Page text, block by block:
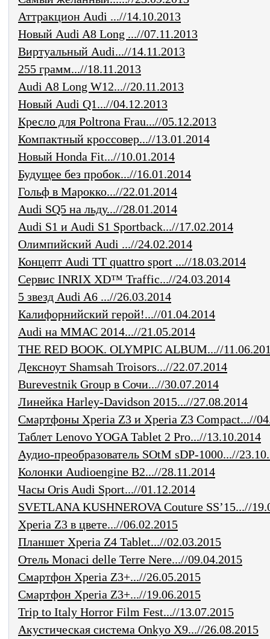
Аттракцион Audi ...//14.10.2013
Новый Audi A8 Long ...//07.11.2013
Виртуальный Audi...//14.11.2013
255 грамм...//18.11.2013
Audi A8 Long W12...//20.11.2013
Новый Audi Q1...//04.12.2013
Кресло для Poltrona Frau...//05.12.2013
Компактный кроссовер...//13.01.2014
Новый Honda Fit...//10.01.2014
Будущее без пробок...//16.01.2014
Гольф в Марокко...//22.01.2014
Audi SQ5 на льду...//28.01.2014
Audi S1 и Audi S1 Sportback...//17.02.2014
Олимпийский Audi ...//24.02.2014
Концепт Audi TT quattro sport ...//18.03.2014
Сервис INRIX XD™ Traffic...//24.03.2014
5 звезд Audi A6 ...//26.03.2014
Калифорнийский герой!...//01.04.2014
Audi на ММАС 2014...//21.05.2014
THE RED BOOK. OLYMPIC ALBUM...//
Дексноут Shamsah Troisors...//22.07.2014
Burevestnik Group в Сочи...//30.07.2014
Линейка Harley-Davidson 2015...//27.08.2014
Смартфоны Xperia Z3 и Xperia Z3 Compact...//
Таблет Lenovo YOGA Tablet 2 Pro...//13.10.2014
Аудио-преобразователь SOtM sDP-1000...//
Колонки Audioengine B2...//28.11.2014
Часы Oris Audi Sport...//01.12.2014
SVETLANA KUSHNEROVA Couture SS’15...//
Xperia Z3 в цвете...//06.02.2015
Планшет Xperia Z4 Tablet...//02.03.2015
Отель Monaci delle Terre Nere...//09.04.2015
Смартфон Xperia Z3+...//26.05.2015
Смартфон Xperia Z3+...//19.06.2015
Trip to Italy Horror Film Fest...//13.07.2015
Акустическая система Onkyo X9...//26.08.2015